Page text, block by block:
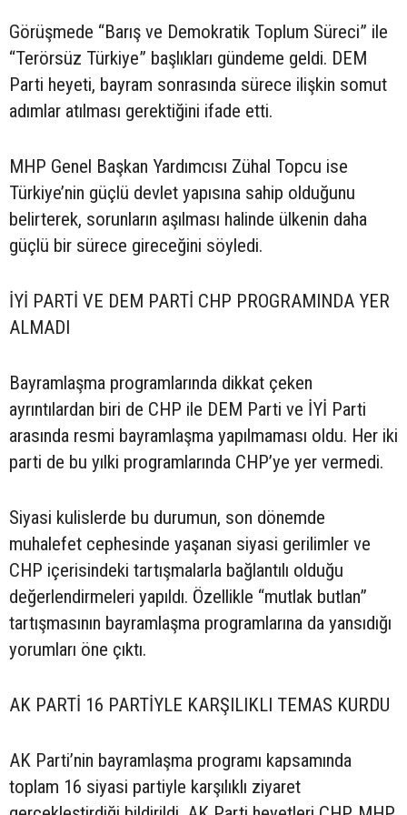
Görüşmede “Barış ve Demokratik Toplum Süreci” ile
“Terörsüz Türkiye” başlıkları gündeme geldi. DEM
Parti heyeti, bayram sonrasında sürece ilişkin somut
adımlar atılması gerektiğini ifade etti.
MHP Genel Başkan Yardımcısı Zühal Topcu ise
Türkiye’nin güçlü devlet yapısına sahip olduğunu
belirterek, sorunların aşılması halinde ülkenin daha
güçlü bir sürece gireceğini söyledi.
İYİ PARTİ VE DEM PARTİ CHP PROGRAMINDA YER
ALMADI
Bayramlaşma programlarında dikkat çeken
ayrıntılardan biri de CHP ile DEM Parti ve İYİ Parti
arasında resmi bayramlaşma yapılmaması oldu. Her iki
parti de bu yılki programlarında CHP’ye yer vermedi.
Siyasi kulislerde bu durumun, son dönemde
muhalefet cephesinde yaşanan siyasi gerilimler ve
CHP içerisindeki tartışmalarla bağlantılı olduğu
değerlendirmeleri yapıldı. Özellikle “mutlak butlan”
tartışmasının bayramlaşma programlarına da yansıdığı
yorumları öne çıktı.
AK PARTİ 16 PARTİYLE KARŞILIKLI TEMAS KURDU
AK Parti’nin bayramlaşma programı kapsamında
toplam 16 siyasi partiyle karşılıklı ziyaret